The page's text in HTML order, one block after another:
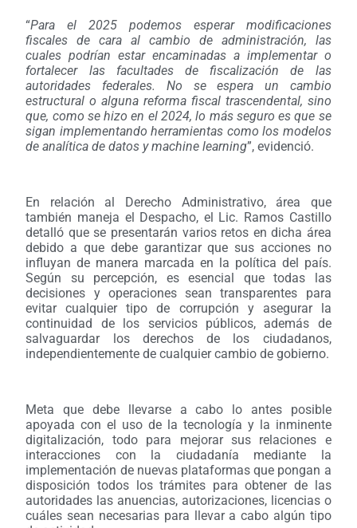
“Para el 2025 podemos esperar modificaciones
fiscales de cara al cambio de administración, las
cuales podrían estar encaminadas a implementar o
fortalecer las facultades de fiscalización de las
autoridades federales. No se espera un cambio
estructural o alguna reforma fiscal trascendental, sino
que, como se hizo en el 2024, lo más seguro es que se
sigan implementando herramientas como los modelos
de analítica de datos y machine learning”, evidenció.
En relación al Derecho Administrativo, área que
también maneja el Despacho, el Lic. Ramos Castillo
detalló que se presentarán varios retos en dicha área
debido a que debe garantizar que sus acciones no
influyan de manera marcada en la política del país.
Según su percepción, es esencial que todas las
decisiones y operaciones sean transparentes para
evitar cualquier tipo de corrupción y asegurar la
continuidad de los servicios públicos, además de
salvaguardar los derechos de los ciudadanos,
independientemente de cualquier cambio de gobierno.
Meta que debe llevarse a cabo lo antes posible
apoyada con el uso de la tecnología y la inminente
digitalización, todo para mejorar sus relaciones e
interacciones con la ciudadanía mediante la
implementación de nuevas plataformas que pongan a
disposición todos los trámites para obtener de las
autoridades las anuencias, autorizaciones, licencias o
cuáles sean necesarias para llevar a cabo algún tipo